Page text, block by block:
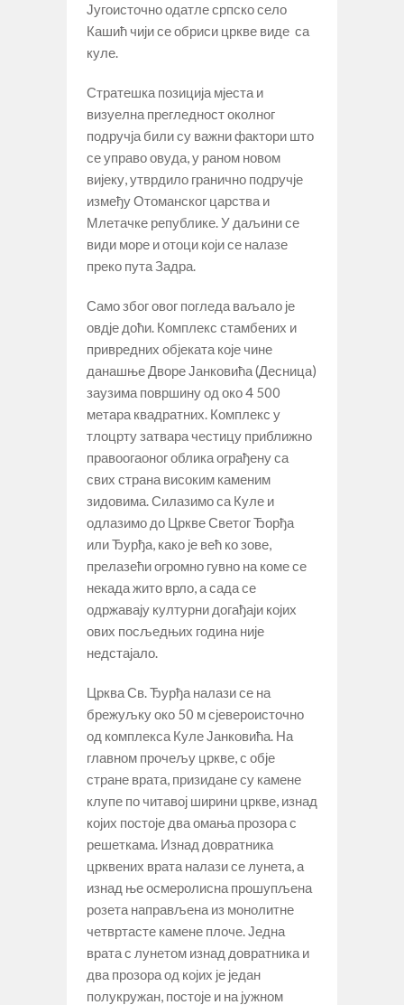
Југоисточно одатле српско село
Кашић чији се обриси цркве виде са
куле.
Стратешка позиција мјеста и
визуелна прегледност околног
подручја били су важни фактори што
се управо овуда, у раном новом
вијеку, утврдило гранично подручје
између Отоманског царства и
Млетачке републике. У даљини се
види море и отоци који се налазе
преко пута Задра.
Само због овог погледа ваљало је
овдје доћи. Комплекс стамбених и
привредних објеката које чине
данашње Дворе Јанковића (Десница)
заузима површину од око 4 500
метара квадратних. Комплекс у
тлоцрту затвара честицу приближно
правоогаоног облика ограђену са
свих страна високим каменим
зидовима. Силазимо са Куле и
одлазимо до Цркве Светог Ђорђа
или Ђурђа, како је већ ко зове,
прелазећи огромно гувно на коме се
некада жито врло, а сада се
одржавају културни догађаји којих
ових посљедњих година није
недстајало.
Црква Св. Ђурђа налази се на
брежуљку око 50 м сјевероисточно
од комплекса Куле Јанковића. На
главном прочељу цркве, с обје
стране врата, призидане су камене
клупе по читавој ширини цркве, изнад
којих постоје два омања прозора с
решеткама. Изнад довратника
црквених врата налази се лунета, а
изнад ње осмеролисна прошупљена
розета направљена из монолитне
четвртасте камене плоче. Једна
врата с лунетом изнад довратника и
два прозора од којих је један
полукружан, постоје и на јужном